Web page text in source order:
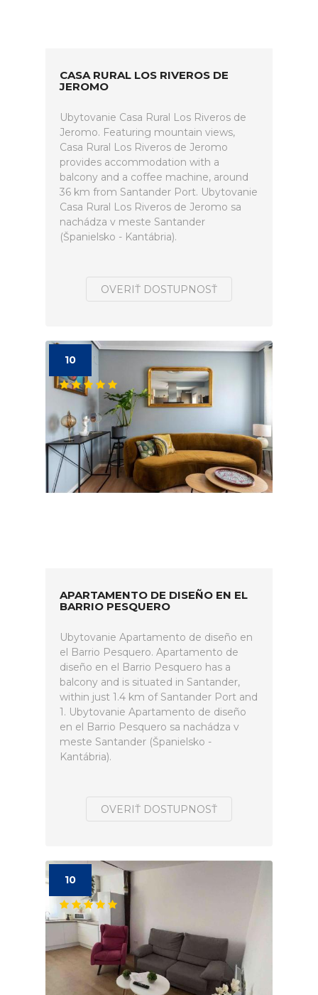
CASA RURAL LOS RIVEROS DE
JEROMO
Ubytovanie Casa Rural Los Riveros de
Jeromo. Featuring mountain views,
Casa Rural Los Riveros de Jeromo
provides accommodation with a
balcony and a coffee machine, around
36 km from Santander Port. Ubytovanie
Casa Rural Los Riveros de Jeromo sa
nachádza v meste Santander
(Španielsko - Kantábria).
OVERIŤ DOSTUPNOSŤ
10
APARTAMENTO DE DISEÑO EN EL
BARRIO PESQUERO
Ubytovanie Apartamento de diseño en
el Barrio Pesquero. Apartamento de
diseño en el Barrio Pesquero has a
balcony and is situated in Santander,
within just 1.4 km of Santander Port and
1. Ubytovanie Apartamento de diseño
en el Barrio Pesquero sa nachádza v
meste Santander (Španielsko -
Kantábria).
OVERIŤ DOSTUPNOSŤ
10